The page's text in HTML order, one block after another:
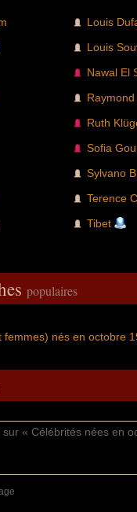
Louis
Louis
Nawal El
Ruth
Sofia
Sylvano
Terence
Tibet
populaires
femmes) nés en octobre